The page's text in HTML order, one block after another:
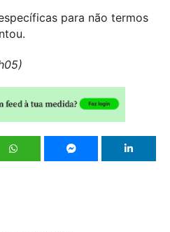
para não termos